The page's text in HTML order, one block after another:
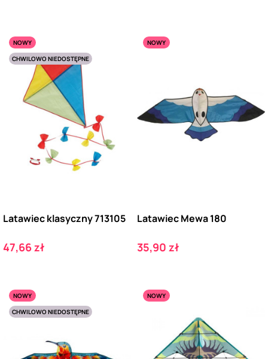
NOWY
CHWILOWO NIEDOSTĘPNE
Latawiec klasyczny 713105
Cena
47,66 zł
NOWY
Latawiec Mewa 180
Cena
35,90 zł
NOWY
CHWILOWO NIEDOSTĘPNE
NOWY